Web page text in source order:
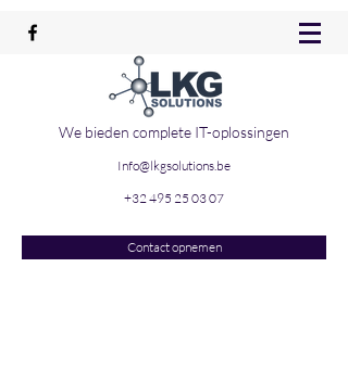
We bieden complete IT-oplossingen
Info@lkgsolutions.be
+32 495 25 03 07
Contact opnemen